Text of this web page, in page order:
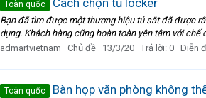
Toàn quốc Cách chọn tủ locker
Bạn đã tìm được một thương hiệu tủ sắt đã được
dụng. Khách hàng cũng hoàn toàn yên tâm với
admartvietnam
Chủ đề 13/3/20 Trả lời: 0 Diễn
Toàn quốc Bàn họp văn phòng không